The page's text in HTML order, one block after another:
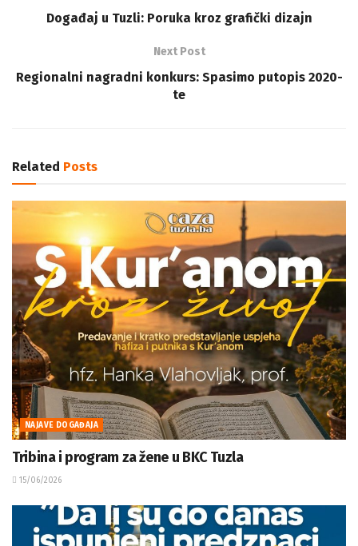
Događaj u Tuzli: Poruka kroz grafički dizajn
Next Post
Regionalni nagradni konkurs: Spasimo putopis 2020-
te
Related Posts
NAJAVE DOGAĐAJA
Tribina i program za žene u BKC Tuzla
15/06/2026